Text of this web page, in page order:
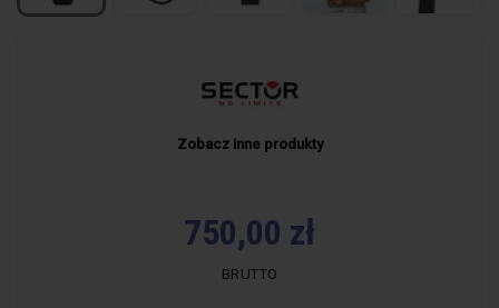
Zobacz inne produkty
750,00 zł
BRUTTO